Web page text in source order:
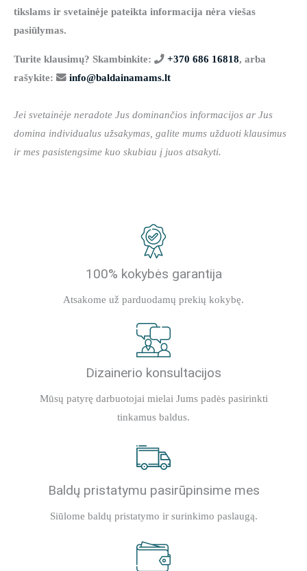
tikslams ir svetainėje pateikta informacija nėra viešas
pasiūlymas.
Turite klausimų? Skambinkite: +370 686 16818, arba
rašykite:
info@baldainamams.lt
Jei svetainėje neradote Jus dominančios informacijos ar Jus
domina individualus užsakymas, galite mums užduoti klausimus
ir mes pasistengsime kuo skubiau į juos atsakyti.
100% kokybės garantija
Atsakome už parduodamų prekių kokybę.
Dizainerio konsultacijos
Mūsų patyrę darbuotojai mielai Jums padės pasirinkti
tinkamus baldus.
Baldų pristatymu pasirūpinsime mes
Siūlome baldų pristatymo ir surinkimo paslaugą.